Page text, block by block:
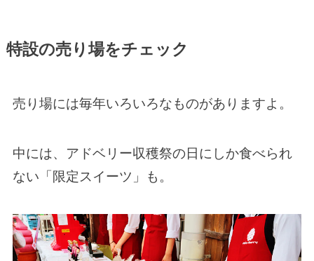
特設の売り場をチェック
売り場には毎年いろいろなものがありますよ。
中には、アドベリー収穫祭の日にしか食べられ
ない「限定スイーツ」も。